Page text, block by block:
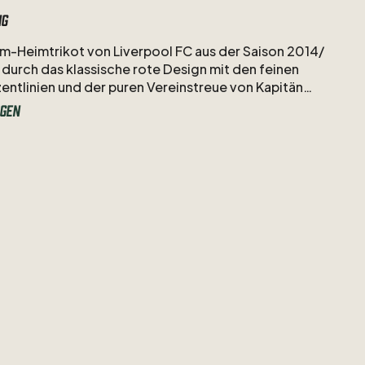
Heimtrikotvon Liverpool FCausderSaison 2014​/​
durch dasklassischeroteDesign mit den feinen
und derpurenVereinstreuevon Kapitän